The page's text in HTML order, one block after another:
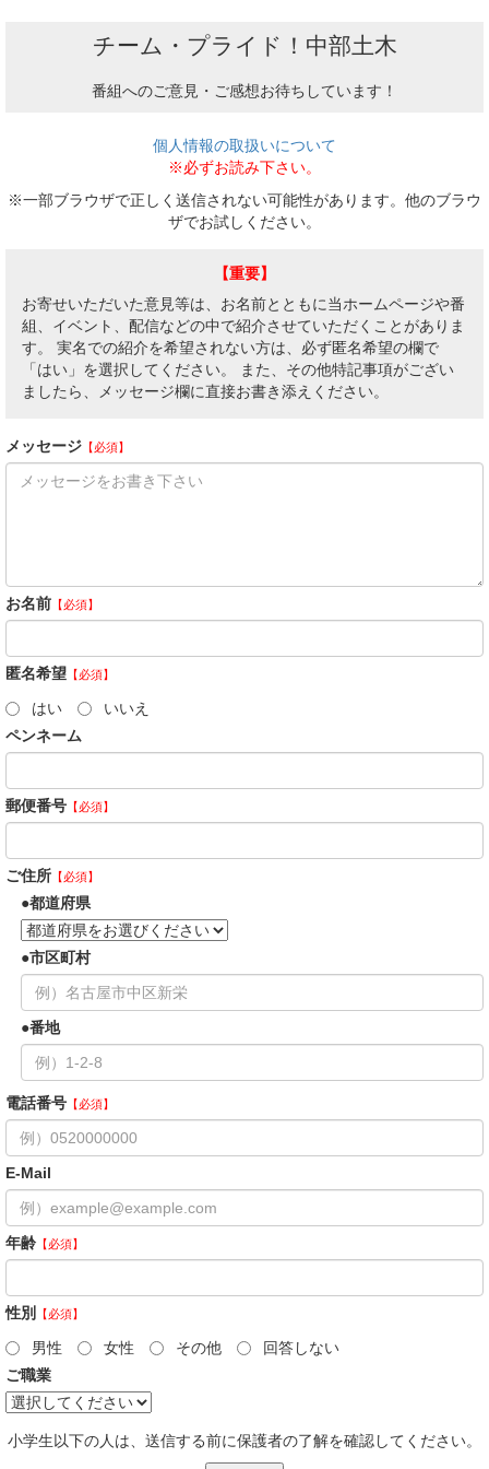
チーム・プライド！中部土木
番組へのご意見・ご感想お待ちしています！
個人情報の取扱いについて
※必ずお読み下さい。
※一部ブラウザで正しく送信されない可能性があります。他のブラウ
ザでお試しください。
【重要】
お寄せいただいた意見等は、お名前とともに当ホームページや番
組、イベント、配信などの中で紹介させていただくことがありま
す。 実名での紹介を希望されない方は、必ず匿名希望の欄で
「はい」を選択してください。 また、その他特記事項がござい
ましたら、メッセージ欄に直接お書き添えください。
メッセージ 【必須】
お名前 【必須】
匿名希望 【必須】
はい
いいえ
ペンネーム
郵便番号 【必須】
ご住所 【必須】
都道府県
市区町村
番地
電話番号 【必須】
E-Mail
年齢 【必須】
性別 【必須】
男性 女性 その他
回答しない
ご職業
小学生以下の人は、送信する前に保護者の了解を確認してください。